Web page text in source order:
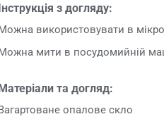
з догляду:
використовувати в
мити в посудомийній
та догляд:
опалове скло